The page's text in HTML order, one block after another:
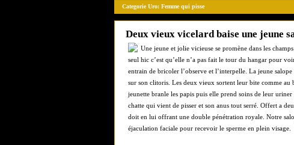
Categorie Uro: Femme qui pisse
Deux vieux vicelard baise une jeune
Une jeune et jolie vicieuse se promène dans les
seul hic c’est qu’elle n’a pas fait le tour du hangar pour
entrain de bricoler l’observe et l’interpelle. La jeune
sur son clitoris. Les deux vieux sortent leur bite comme au
jeunette branle les papis puis elle prend soins de leur
chatte qui vient de pisser et son anus tout serré. Offert a
doit en lui offrant une double pénétration royale. Notre
éjaculation faciale pour recevoir le sperme en plein visage.